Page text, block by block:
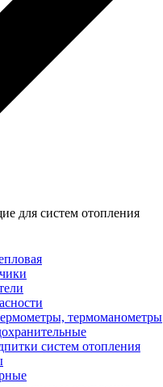
для систем отопления
термоманометры
систем отопления